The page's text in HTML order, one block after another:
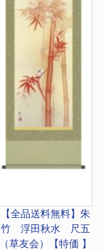
【全品送料無料】朱
竹 浮田秋水 尺五
（草友会）【特価 】